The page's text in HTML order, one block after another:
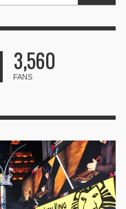
3,560
FANS